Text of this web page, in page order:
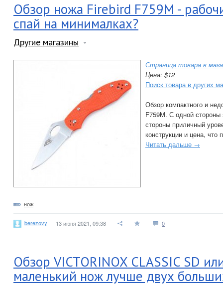
Обзор ножа Firebird F759M -
спай на минималках?
Другие магазины
Страница товара в
Цена: $12
Поиск товара в других
Обзор компактного и
F759M. С одной
стороны приличный
конструкции и цена, что
Читать дальше →
нож
berezovy 13 июня 2021, 09:38 0
Обзор VICTORINOX CLASSIC SD
маленький нож лучше двух